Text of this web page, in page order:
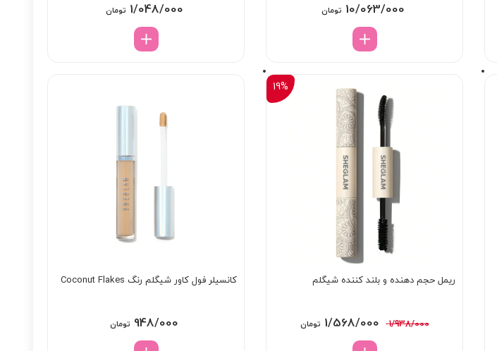
10/063/000 تومان 1/048/000 تومان
19%
ریمل حجم دهنده و بلند کننده شیگلم
1/938/000
قیمت
اصلی:
1/568/000 تومانقیمت
کانسیلر فول کاور شیگلم رنگ Coconut Flakes
948/000 تومان